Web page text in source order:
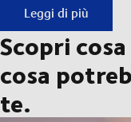
Scopri chi siamo:
Leggi di più
Scopri
cosa
te.